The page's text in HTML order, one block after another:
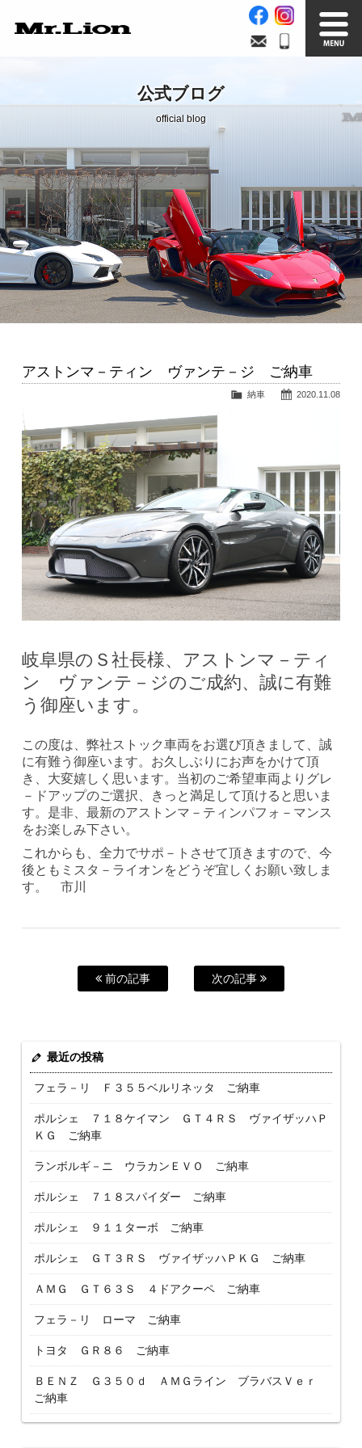
在庫車情報 買取無料査定
Factory
自社工場 サービス案内
Official Blog
公式ブログ
Company info.
会社案内
公式ブログ
official blog
アストンマ－ティン ヴァンテ－ジ ご納車
2020.11.08
納車
岐阜県のＳ社長様、アストンマ－ティ
ン ヴァンテ－ジのご成約、誠に有難
う御座います。
この度は、弊社ストック車両をお選び頂きまして、誠
に有難う御座います。お久しぶりにお声をかけて頂
き、大変嬉しく思います。当初のご希望車両よりグレ
－ドアップのご選択、きっと満足して頂けると思いま
す。是非、最新のアストンマ－ティンパフォ－マンス
をお楽しみ下さい。
これからも、全力でサポ－トさせて頂きますので、今
後ともミスタ－ライオンをどうぞ宜しくお願い致しま
す。 市川
前の記事 次の記事
最近の投稿
フェラ－リ Ｆ３５５ベルリネッタ ご納車
ポルシェ ７１８ケイマン ＧＴ４ＲＳ ヴァイザッハＰ
ＫＧ ご納車
ランボルギ－ニ ウラカンＥＶＯ ご納車
ポルシェ ７１８スパイダー ご納車
ポルシェ ９１１ターボ ご納車
ポルシェ ＧＴ３ＲＳ ヴァイザッハＰＫＧ ご納車
ＡＭＧ ＧＴ６３Ｓ ４ドアクーペ ご納車
フェラ－リ ローマ ご納車
トヨタ ＧＲ８６ ご納車
ＢＥＮＺ Ｇ３５０ｄ ＡＭＧライン ブラバスＶｅｒ
ご納車